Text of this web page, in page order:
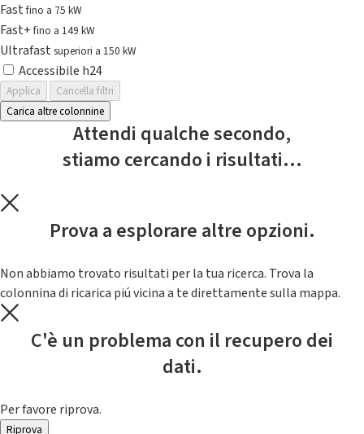
Fastfino a 75 kW
Fast+fino a 149 kW
Ultrafast superiori a 150 kW
Accessibile h24
Applica
Cancella filtri
Carica altre colonnine
Attendi qualche secondo,
stiamo cercando i risultati...
Prova a esplorare altre opzioni.
Non abbiamo trovato risultati per la tua ricerca. Trova la
colonnina di ricarica piú vicina a te direttamente sulla mappa.
C'è un problema con il recupero dei
dati.
Per favore riprova.
Riprova